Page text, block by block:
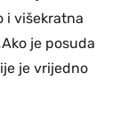
i višekratna
je posuda
je vrijedno